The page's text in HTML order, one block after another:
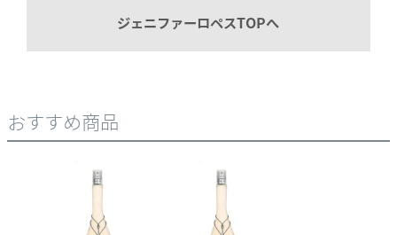
ジェニファーロペスTOPへ
おすすめ商品